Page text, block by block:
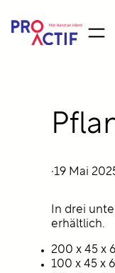
·19 Mai
In drei
erhältlich.
200 x 45 x
100 x 45 x